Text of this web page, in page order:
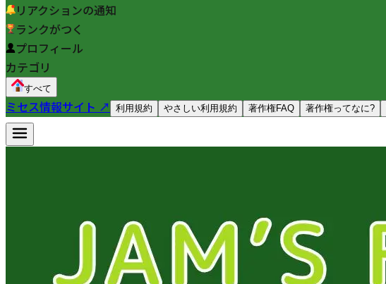
リアクションの通知
ランクがつく
プロフィール
カテゴリ
すべて
ミセス情報サイト ↗ 利用規約 やさしい利用規約 著作権FAQ 著作権ってなに?